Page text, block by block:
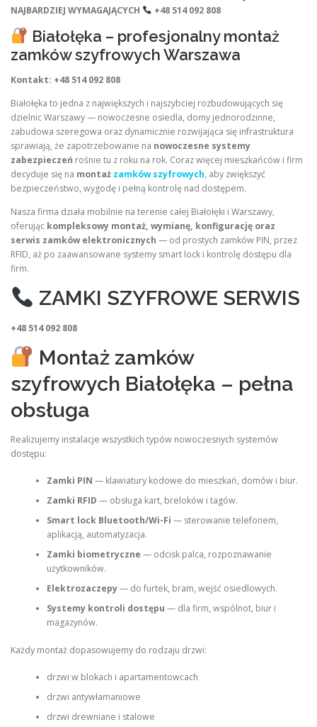
NAJBARDZIEJ WYMAGAJĄCYCH
+48 514 092 808
Białołęka – profesjonalny montaż
zamków szyfrowych Warszawa
Kontakt: +48 514 092 808
Białołęka to jedna z największych i najszybciej rozbudowujących się
dzielnic Warszawy — nowoczesne osiedla, domy jednorodzinne,
zabudowa szeregowa oraz dynamicznie rozwijająca się infrastruktura
sprawiają, że zapotrzebowanie na nowoczesne systemy
zabezpieczeń rośnie tu z roku na rok. Coraz więcej mieszkańców i firm
decyduje się na montaż zamków szyfrowych, aby zwiększyć
bezpieczeństwo, wygodę i pełną kontrolę nad dostępem.
Nasza firma działa mobilnie na terenie całej Białołęki i Warszawy,
oferując kompleksowy montaż, wymianę, konfigurację oraz
serwis zamków elektronicznych — od prostych zamków PIN, przez
RFID, aż po zaawansowane systemy smart lock i kontrolę dostępu dla
firm.
ZAMKI SZYFROWE SERWIS
+48 514 092 808
Montaż zamków
szyfrowych Białołęka – pełna
obsługa
Realizujemy instalacje wszystkich typów nowoczesnych systemów
dostępu:
Zamki PIN — klawiatury kodowe do mieszkań, domów i biur.
Zamki RFID — obsługa kart, breloków i tagów.
Smart lock Bluetooth/Wi-Fi — sterowanie telefonem,
aplikacją, automatyzacja.
Zamki biometryczne — odcisk palca, rozpoznawanie
użytkowników.
Elektrozaczepy— do furtek, bram, wejść osiedlowych.
Systemy kontroli dostępu — dla firm, wspólnot, biur i
magazynów.
Każdy montaż dopasowujemy do rodzaju drzwi:
drzwi w blokach i apartamentowcach
drzwi antywłamaniowe
drzwi drewniane i stalowe